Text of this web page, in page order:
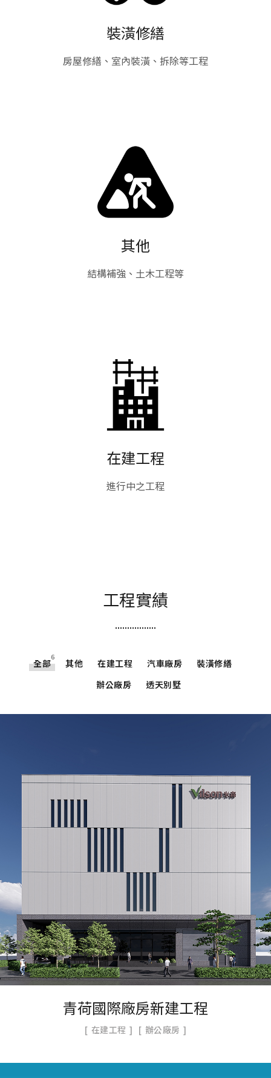
裝潢修繕
房屋修繕、室內裝潢、拆除等工程
其他
結構補強、土木工程等
在建工程
進行中之工程
工程實績
全部
6
其他 在建工程 汽車廠房
裝潢修繕
辦公廠房
透天別墅
青荷國際廠房新建工程
在建工程 辦公廠房